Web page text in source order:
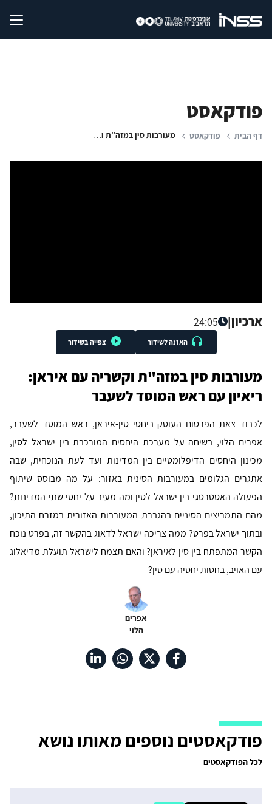
פודקאסט
דף הבית פודקאסט מעורבות סין במזה"ת וקשריה עם איראן: ריאיון עם ראש המוסד לשעבר
ארכיון|
24:05
האזנה לשידור צפייה בשידור
מעורבות סין במזה"ת וקשריה עם איראן:
ריאיון עם ראש המוסד לשעבר
לכבוד צאת הפרסום העוסק ביחסי סין-איראן, ראש המוסד לשעבר,
אפרים הלוי, בשיחה על מערכת היחסים המורכבת בין ישראל לסין,
מכינון היחסים הדיפלומטיים בין המדינות ועד לעת הנוכחית, שבה
אתגרים הגלומים במעורבות הסינית באזור: על מה מבוסס שיתוף
הפעולה האסטרטגי בין ישראל לסין ומה מעיב על יחסי שתי המדינות?
מהם התמריצים הסיניים בהגברת המעורבות האזורית במזרח התיכון,
ובתוך ישראל בפרט? ממה צריכה ישראל לדאוג בהקשר זה, בפרט נוכח
הקשר המתפתח בין סין לאיראן? והאם תצמח לישראל תועלת מדיאלוג
עם האויב, בחסות יחסיה עם סין?
אפרים
הלוי
פודקאסטים נוספים מאותו נושא
לכל הפודקאסטים